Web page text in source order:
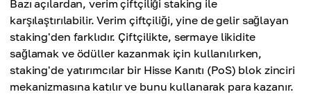
Bazı açılardan, verim çiftçiliği staking ile
karşılaştırılabilir. Verim çiftçiliği, yine de gelir sağlayan
staking'den farklıdır. Çiftçilikte, sermaye likidite
sağlamak ve ödüller kazanmak için kullanılırken,
staking'de yatırımcılar bir Hisse Kanıtı (PoS) blok zinciri
mekanizmasına katılır ve bunu kullanarak para kazanır.